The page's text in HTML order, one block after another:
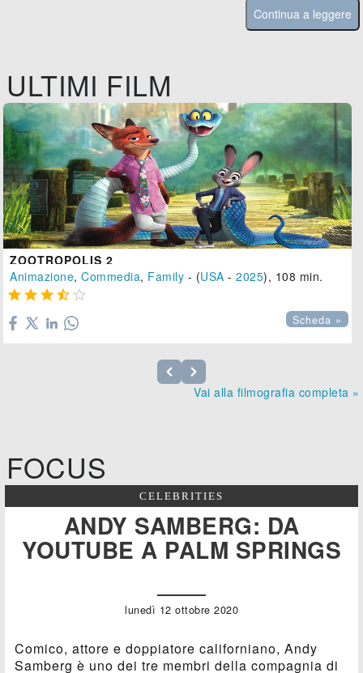
Continua a leggere
ULTIMI FILM
ZOOTROPOLIS 2
Animazione,Commedia, Family - (USA -2025), 108 min.
    
Scheda »
Vai alla filmografia completa »
FOCUS
CELEBRITIES
ANDY SAMBERG: DA
YOUTUBE A PALM SPRINGS
lunedì 12 ottobre 2020
Comico, attore e doppiatore californiano, Andy
Samberg è uno dei tre membri della compagnia di